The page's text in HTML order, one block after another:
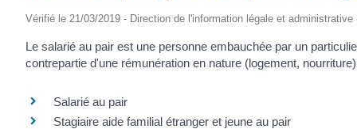
Vérifié le 21/03/2019 - Direction de l'information légale et administrative
Le salarié au pair est une personne embauchée par un
contrepartie d'une rémunération en nature (logement,
Salarié au pair
Stagiaire aide familial étranger et jeune au pair